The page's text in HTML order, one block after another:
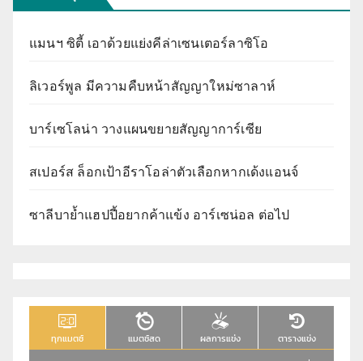
แมนฯ ซิตี้ เอาด้วยแย่งคีล่าเซนเตอร์ลาซิโอ
ลิเวอร์พูล มีความคืบหน้าสัญญาใหม่ซาลาห์
บาร์เซโลน่า วางแผนขยายสัญญาการ์เซีย
สเปอร์ส ล็อกเป้าอีราโอล่าตัวเลือกหากเด้งแอนจ์
ซาลีบาย้ำแฮปปี้อยากค้าแข้ง อาร์เซน่อล ต่อไป